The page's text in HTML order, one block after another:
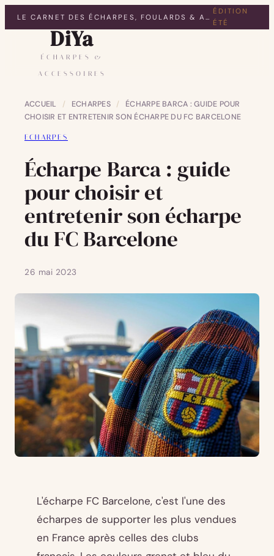
LE CARNET DES ÉCHARPES, FOULARDS & ACCESSOIRES
ÉDITION
ÉTÉ
DiYa
ÉCHARPES &
ACCESSOIRES
ACCUEIL / ECHARPES /
ÉCHARPE BARCA : GUIDE POUR
CHOISIR ET ENTRETENIR SON ÉCHARPE DU FC BARCELONE
ECHARPES
Écharpe Barca : guide
pour choisir et
entretenir son écharpe
du FC Barcelone
26 mai 2023
L'écharpe FC Barcelone, c'est l'une des
écharpes de supporter les plus vendues
en France après celles des clubs